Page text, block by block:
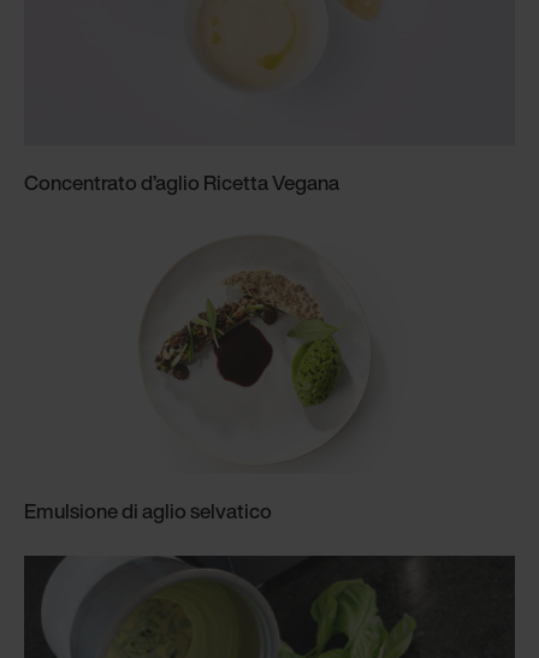
Concentrato d’aglio Ricetta Vegana
Emulsione di aglio selvatico